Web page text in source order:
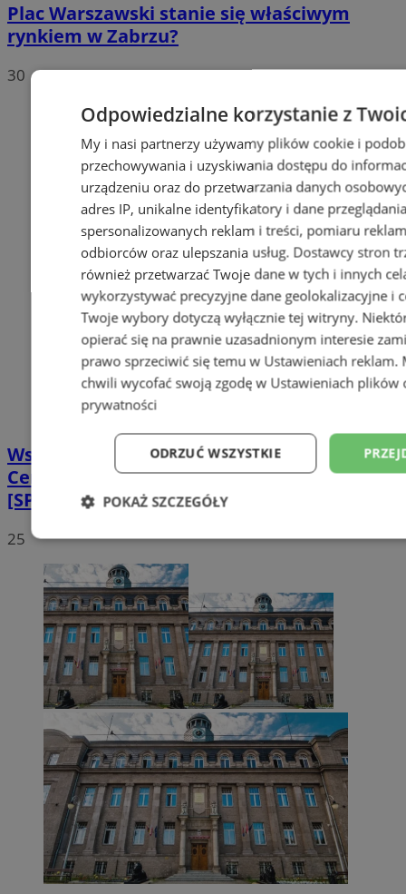
Plac Warszawski stanie się właściwym
rynkiem w Zabrzu?
30
Wstrzymano prace przy ul. Goethego.
Centrum przesiadkowego nie będzie
[SPROSTOWANIE]
25
Odpowiedzialne korzystanie z
My i nasi partnerzy używamy plików cookie i
przechowywania i uzyskiwania dostępu do
urządzeniu oraz do przetwarzania danych
adres IP, unikalne identyfikatory i dane
spersonalizowanych reklam i treści, pomiaru
odbiorców oraz ulepszania usług. Dostawcy stron
również przetwarzać Twoje dane w tych i innych
wykorzystywać precyzyjne dane geolokalizacyjne i
Twoje wybory dotyczą wyłącznie tej witryny.
opierać się na prawnie uzasadnionym interesie
prawo sprzeciwić się temu w Ustawieniach reklam.
chwili wycofać swoją zgodę w Ustawieniach plików
prywatności
ODRZUĆ WSZYSTKIE
POKAŻ SZCZEGÓŁY
Niezbędne Wydajność
Niesklasyfikowane
Niezbędne Wydajność Targetowanie
Niezbędne pliki cookie umożliwiają korzystanie z podstawowych
takich jak logowanie użytkownika i zarządzanie kontem. Bez
można prawidłowo korzystać ze strony internetowej.
Nazwa
Provider/
Domena
SessID
zabrze.com.pl